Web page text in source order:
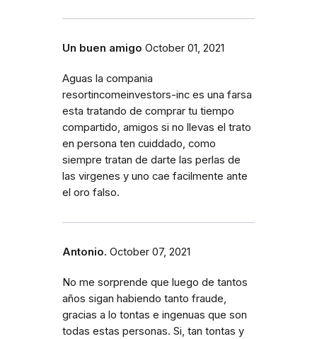
Un buen amigo October 01, 2021
Aguas la compania
resortincomeinvestors-inc es una farsa
esta tratando de comprar tu tiempo
compartido, amigos si no llevas el trato
en persona ten cuiddado, como
siempre tratan de darte las perlas de
las virgenes y uno cae facilmente ante
el oro falso.
Antonio. October 07, 2021
No me sorprende que luego de tantos
años sigan habiendo tanto fraude,
gracias a lo tontas e ingenuas que son
todas estas personas. Si, tan tontas y